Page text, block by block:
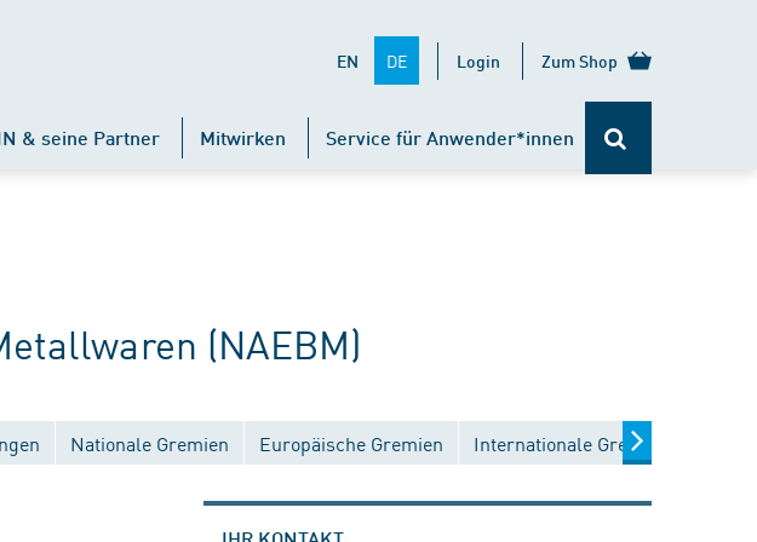
EN DE Login Zum Shop
& seine Partner Mitwirken Service für Anwender*innen
(NAEBM)
Nationale Gremien Europäische Gremien Internationale Gremien